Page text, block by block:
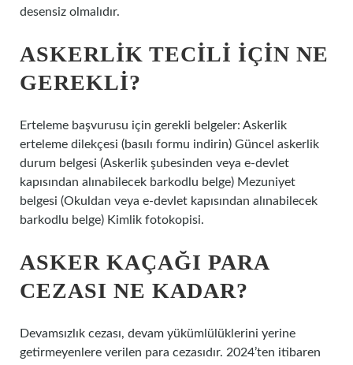
desensiz olmalıdır.
ASKERLIK TECILI IÇIN NE
GEREKLI?
Erteleme başvurusu için gerekli belgeler: Askerlik
erteleme dilekçesi (basılı formu indirin) Güncel askerlik
durum belgesi (Askerlik şubesinden veya e-devlet
kapısından alınabilecek barkodlu belge) Mezuniyet
belgesi (Okuldan veya e-devlet kapısından alınabilecek
barkodlu belge) Kimlik fotokopisi.
ASKER KAÇAĞI PARA
CEZASI NE KADAR?
Devamsızlık cezası, devam yükümlülüklerini yerine
getirmeyenlere verilen para cezasıdır. 2024’ten itibaren